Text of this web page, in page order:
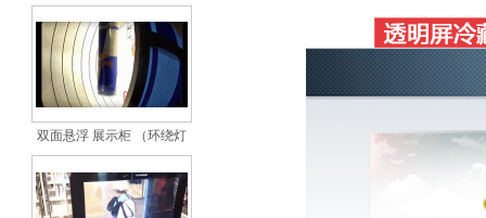
悬浮展示柜
双面悬浮 展示柜 （环绕灯